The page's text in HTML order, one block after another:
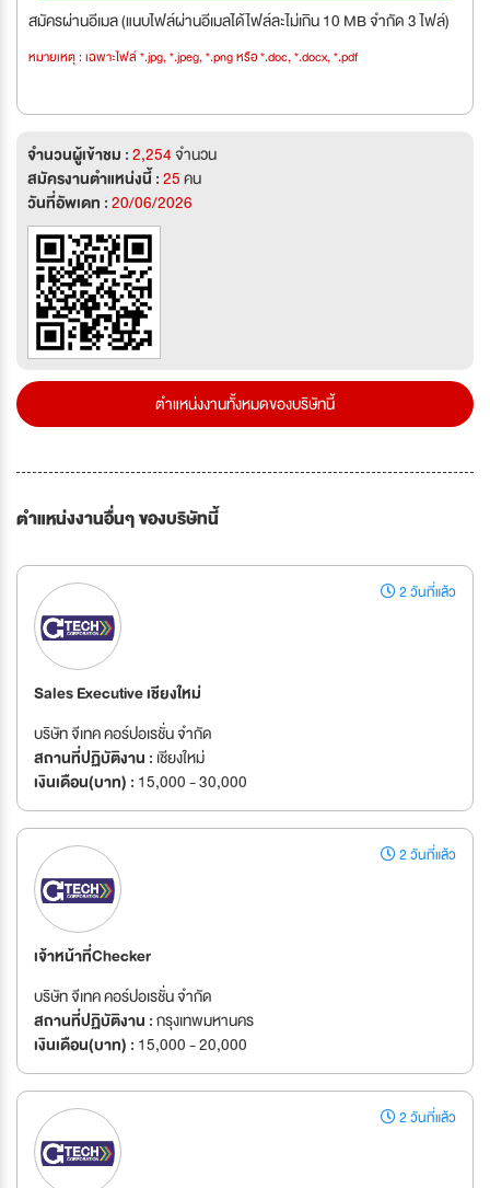
สมัครผ่านอีเมล (แนบไฟล์ผ่านอีเมลได้ไฟล์ละไม่เกิน 10 MB จำกัด 3 ไฟล์)
หมายเหตุ : เฉพาะไฟล์ *.jpg, *.jpeg, *.png หรือ *.doc, *.docx, *.pdf
จำนวนผู้เข้าชม :2,254จำนวน
สมัครงานตำแหน่งนี้ :25คน
วันที่อัพเดท :20/06/2026
ตำแหน่งงานทั้งหมดของบริษัทนี้
ตำแหน่งงานอื่นๆ ของบริษัทนี้
2 วันที่แล้ว
Sales Executive เชียงใหม่
บริษัท จีเทค คอร์ปอเรชั่น จำกัด
สถานที่ปฏิบัติงาน : เชียงใหม่
เงินเดือน(บาท) : 15,000 - 30,000
2 วันที่แล้ว
เจ้าหน้าที่Checker
บริษัท จีเทค คอร์ปอเรชั่น จำกัด
สถานที่ปฏิบัติงาน :กรุงเทพมหานคร
เงินเดือน(บาท) : 15,000 - 20,000
2 วันที่แล้ว